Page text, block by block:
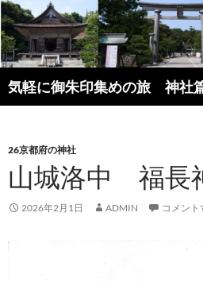
コ
ン
テ
ン
ツ
へ
気軽に御朱印集めの旅 神社
索
26京都府の神社
山城洛中 福長
2026年2月1日 ADMIN コメント